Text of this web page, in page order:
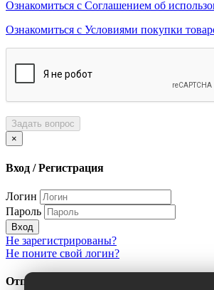
Ознакомиться с Соглашением об
Ознакомиться с Условиями покупки
Задать вопрос
×
Вход / Регистрация
Логин
Пароль
Вход
Не зарегистрированы?
Не поните свой логин?
Отправить сообщение об ошибке?